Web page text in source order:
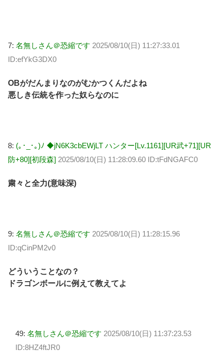
7: 名無しさん＠恐縮です 2025/08/10(日) 11:27:33.01
ID:efYkG3DX0
OBがだんまりなのがむかつくんだよね
悪しき伝統を作った奴らなのに
8: (｡･_･｡)ﾉ ◆jN6K3cbEWjLT ハンター[Lv.1161][UR武+71][UR
防+80][初段森] 2025/08/10(日) 11:28:09.60 ID:tFdNGAFC0
粛々と全力(意味深)
9: 名無しさん＠恐縮です 2025/08/10(日) 11:28:15.96
ID:qCinPM2v0
どういうことなの？
ドラゴンボールに例えて教えてよ
49: 名無しさん＠恐縮です 2025/08/10(日) 11:37:23.53
ID:8HZ4ftJR0